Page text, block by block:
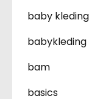
baby kleding
babykleding
bam
basics